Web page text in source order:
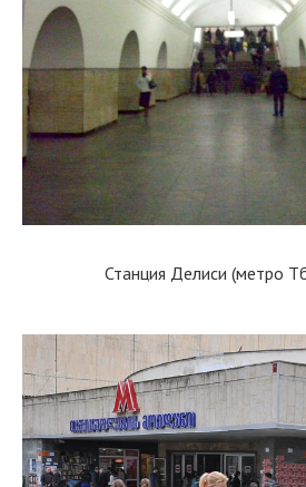
Станция Делиси (метро